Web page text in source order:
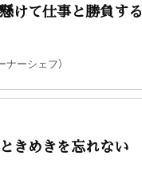
けて仕事と勝負する
ナーシェフ）
きめきを忘れない